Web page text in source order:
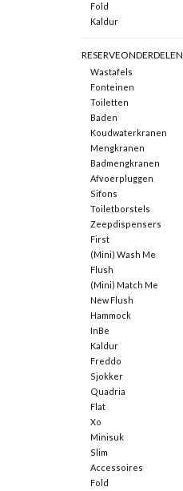
Fold
Kaldur
RESERVEONDERDELEN
Wastafels
Fonteinen
Toiletten
Baden
Koudwaterkranen
Mengkranen
Badmengkranen
Afvoerpluggen
Sifons
Toiletborstels
Zeepdispensers
First
(Mini) Wash Me
Flush
(Mini) Match Me
New Flush
Hammock
InBe
Kaldur
Freddo
Sjokker
Quadria
Flat
Xo
Minisuk
Slim
Accessoires
Fold